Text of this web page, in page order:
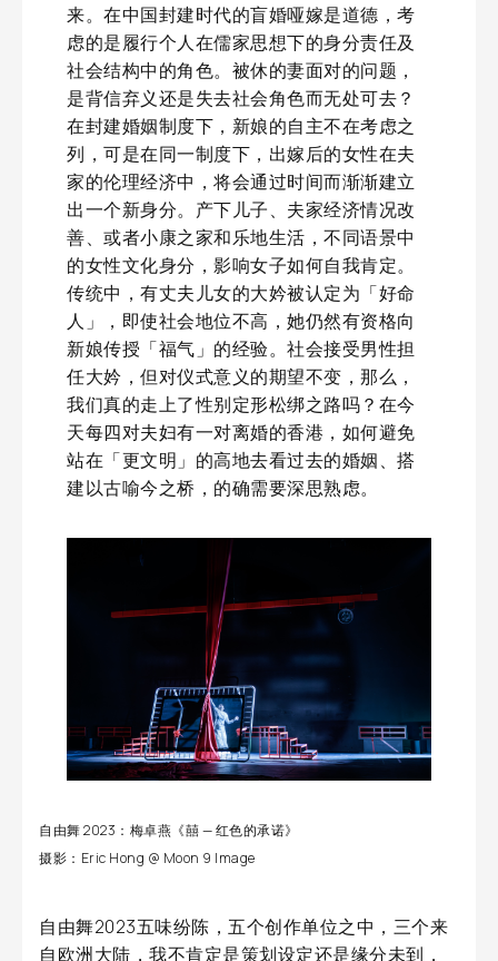
来。在中国封建时代的盲婚哑嫁是道德，考
虑的是履行个人在儒家思想下的身分责任及
社会结构中的角色。被休的妻面对的问题，
是背信弃义还是失去社会角色而无处可去？
在封建婚姻制度下，新娘的自主不在考虑之
列，可是在同一制度下，出嫁后的女性在夫
家的伦理经济中，将会通过时间而渐渐建立
出一个新身分。产下儿子、夫家经济情况改
善、或者小康之家和乐地生活，不同语景中
的女性文化身分，影响女子如何自我肯定。
传统中，有丈夫儿女的大妗被认定为「好命
人」，即使社会地位不高，她仍然有资格向
新娘传授「福气」的经验。社会接受男性担
任大妗，但对仪式意义的期望不变，那么，
我们真的走上了性别定形松绑之路吗？在今
天每四对夫妇有一对离婚的香港，如何避免
站在「更文明」的高地去看过去的婚姻、搭
建以古喻今之桥，的确需要深思熟虑。
自由舞 2023：梅卓燕《囍 — 红色的承诺》
摄影：Eric Hong @ Moon 9 Image
自由舞2023五味纷陈，五个创作单位之中，三个来
自欧洲大陆，我不肯定是策划设定还是缘分未到，